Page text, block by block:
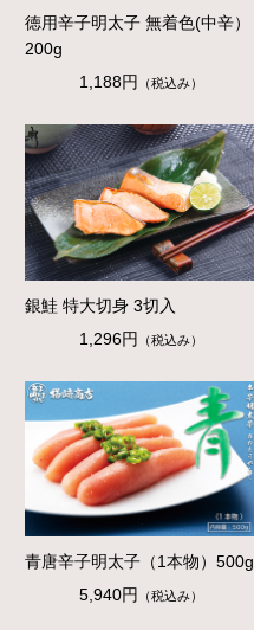
徳用辛子明太子 無着色(中辛）
200g
1,188円
（税込み）
銀鮭 特大切身 3切入
1,296円
（税込み）
青唐辛子明太子（1本物）500g
5,940円
（税込み）